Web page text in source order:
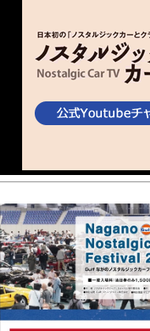
等の発送が終了いたしました。
ただきます。
展者募集開始！
ウト図できました。
本田宗一郎の世界展」の招待車
特設エリアで開催！
始いたしました。
了いたしました。